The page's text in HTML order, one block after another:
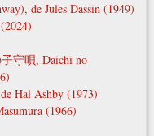
de Jules Dassin (1949)
子守唄, Daichi no
Hal Ashby (1973)
(1966)